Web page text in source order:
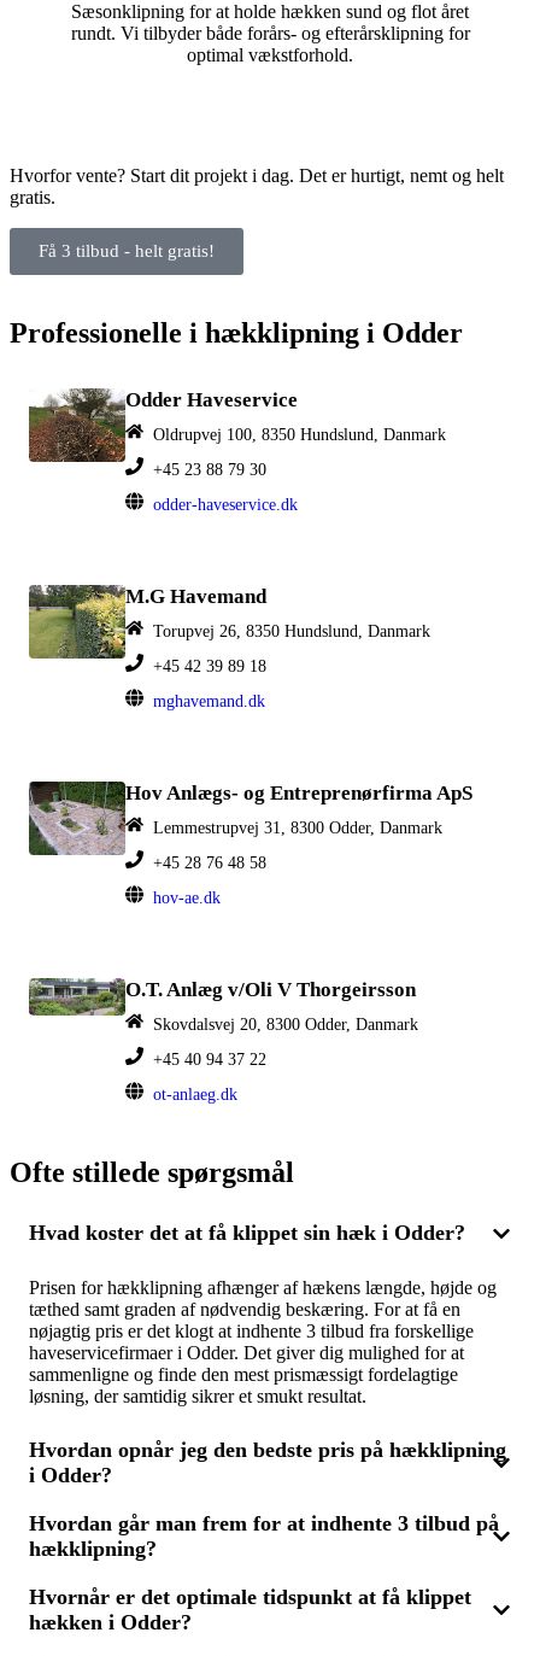
Sæsonklipning for at holde hækken sund og flot året
rundt. Vi tilbyder både forårs- og efterårsklipning for
optimal vækstforhold.
Hvorfor vente? Start dit projekt i dag. Det er hurtigt, nemt og helt
gratis.
Få 3 tilbud - helt gratis!
Professionelle i hækklipning i Odder
Odder Haveservice
Oldrupvej 100, 8350 Hundslund, Danmark
+45 23 88 79 30
odder-haveservice.dk
M.G Havemand
Torupvej 26, 8350 Hundslund, Danmark
+45 42 39 89 18
mghavemand.dk
Hov Anlægs- og Entreprenørfirma ApS
Lemmestrupvej 31, 8300 Odder, Danmark
+45 28 76 48 58
hov-ae.dk
O.T. Anlæg v/Oli V Thorgeirsson
Skovdalsvej 20, 8300 Odder, Danmark
+45 40 94 37 22
ot-anlaeg.dk
Ofte stillede spørgsmål
Hvad koster det at få klippet sin hæk i Odder?
Prisen for hækklipning afhænger af hækens længde, højde og
tæthed samt graden af nødvendig beskæring. For at få en
nøjagtig pris er det klogt at indhente 3 tilbud fra forskellige
haveservicefirmaer i Odder. Det giver dig mulighed for at
sammenligne og finde den mest prismæssigt fordelagtige
løsning, der samtidig sikrer et smukt resultat.
Hvordan opnår jeg den bedste pris på hækklipning
i Odder?
For at få den bedste pris på hækklipning kan du indhente 3
tilbud fra forskellige haveserviceudbydere i Odder. Ved at
du vælge den leverandør, der tilbyder den bedste kombination
af service og pris til din hækpleje.
Hvordan går man frem for at indhente 3 tilbud på
hækklipning?
For at indhente 3 tilbud på hækklipning skal du beskrive
opgaven kortfattet, herunder hækkens størrelse og behovet for
Hvornår er det optimale tidspunkt at få klippet
hækken i Odder?